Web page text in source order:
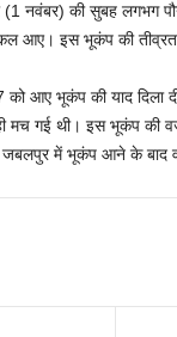
(1 नवंबर) की सुबह
आए। इस भूकंप की
आए भूकंप की याद दिला
मच गई थी। इस भूकंप की
जबलपुर में भूकंप आने के बाद